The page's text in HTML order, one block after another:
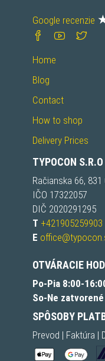
Google recenzie
Home
Blog
Contact
How to shop
Delivery Prices
TYPOCON S.R.O
Račianska 66,
IČO 17322057
DIČ 2020291295
T +421905259903
E
OTVÁRACIE
Po-Pia 8:00-
So-Ne zatvorené
SPÔSOBY
Prevod | Faktúra |